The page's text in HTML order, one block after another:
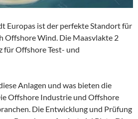
Europas ist der perfekte Standort für
Offshore Wind. Die Maasvlakte 2
für Offshore Test- und
Anlagen und was bieten die
Offshore Industrie und Offshore
Die Entwicklung und Prüfung